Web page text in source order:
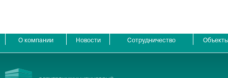
О компании Новости Сотрудничество